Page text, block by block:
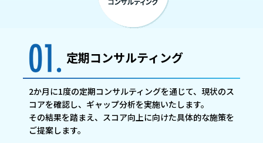
定期コンサルティング
2か月に1度の定期コンサルティングを通じて、現状のス
コアを確認し、ギャップ分析を実施いたします。
その結果を踏まえ、スコア向上に向けた具体的な施策を
ご提案します。